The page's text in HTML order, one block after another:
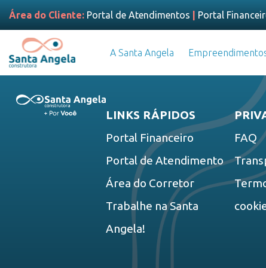
Área do Cliente: Portal de Atendimentos Portal
A Santa Angela
LINKS RÁPIDOS
Portal Financeiro
Portal de Atendimento
Área do Corretor
Trabalhe na Santa
Angela!
FAQ